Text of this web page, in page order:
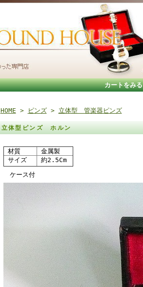
カートをみる
HOME > ピンズ> 立体型 管楽器ピンズ
立体型ピンズ ホルン
材質
金属製
サイズ
約2.5Cm
ケース付